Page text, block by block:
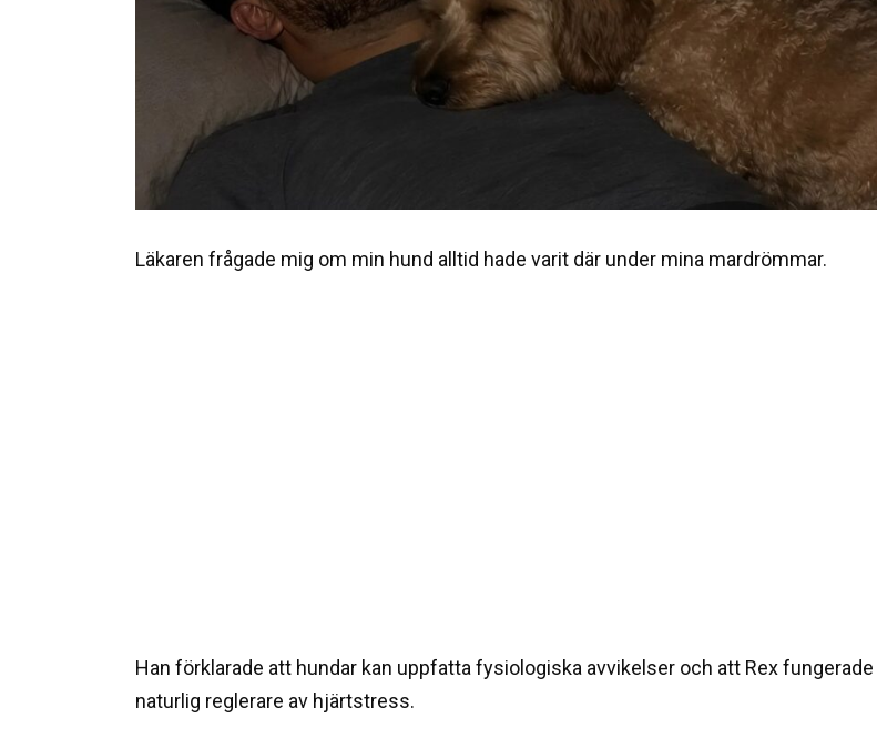
Läkaren frågade mig om min hund alltid hade varit där under mina mardrömmar.
Han förklarade att hundar kan uppfatta fysiologiska avvikelser och att Rex
naturlig reglerare av hjärtstress.